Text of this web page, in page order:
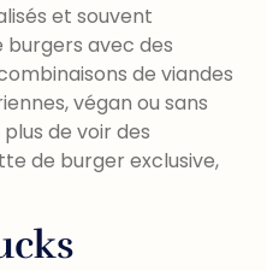
et souvent
burgers avec des
de viandes
végan ou sans
de voir des
de burger exclusive,